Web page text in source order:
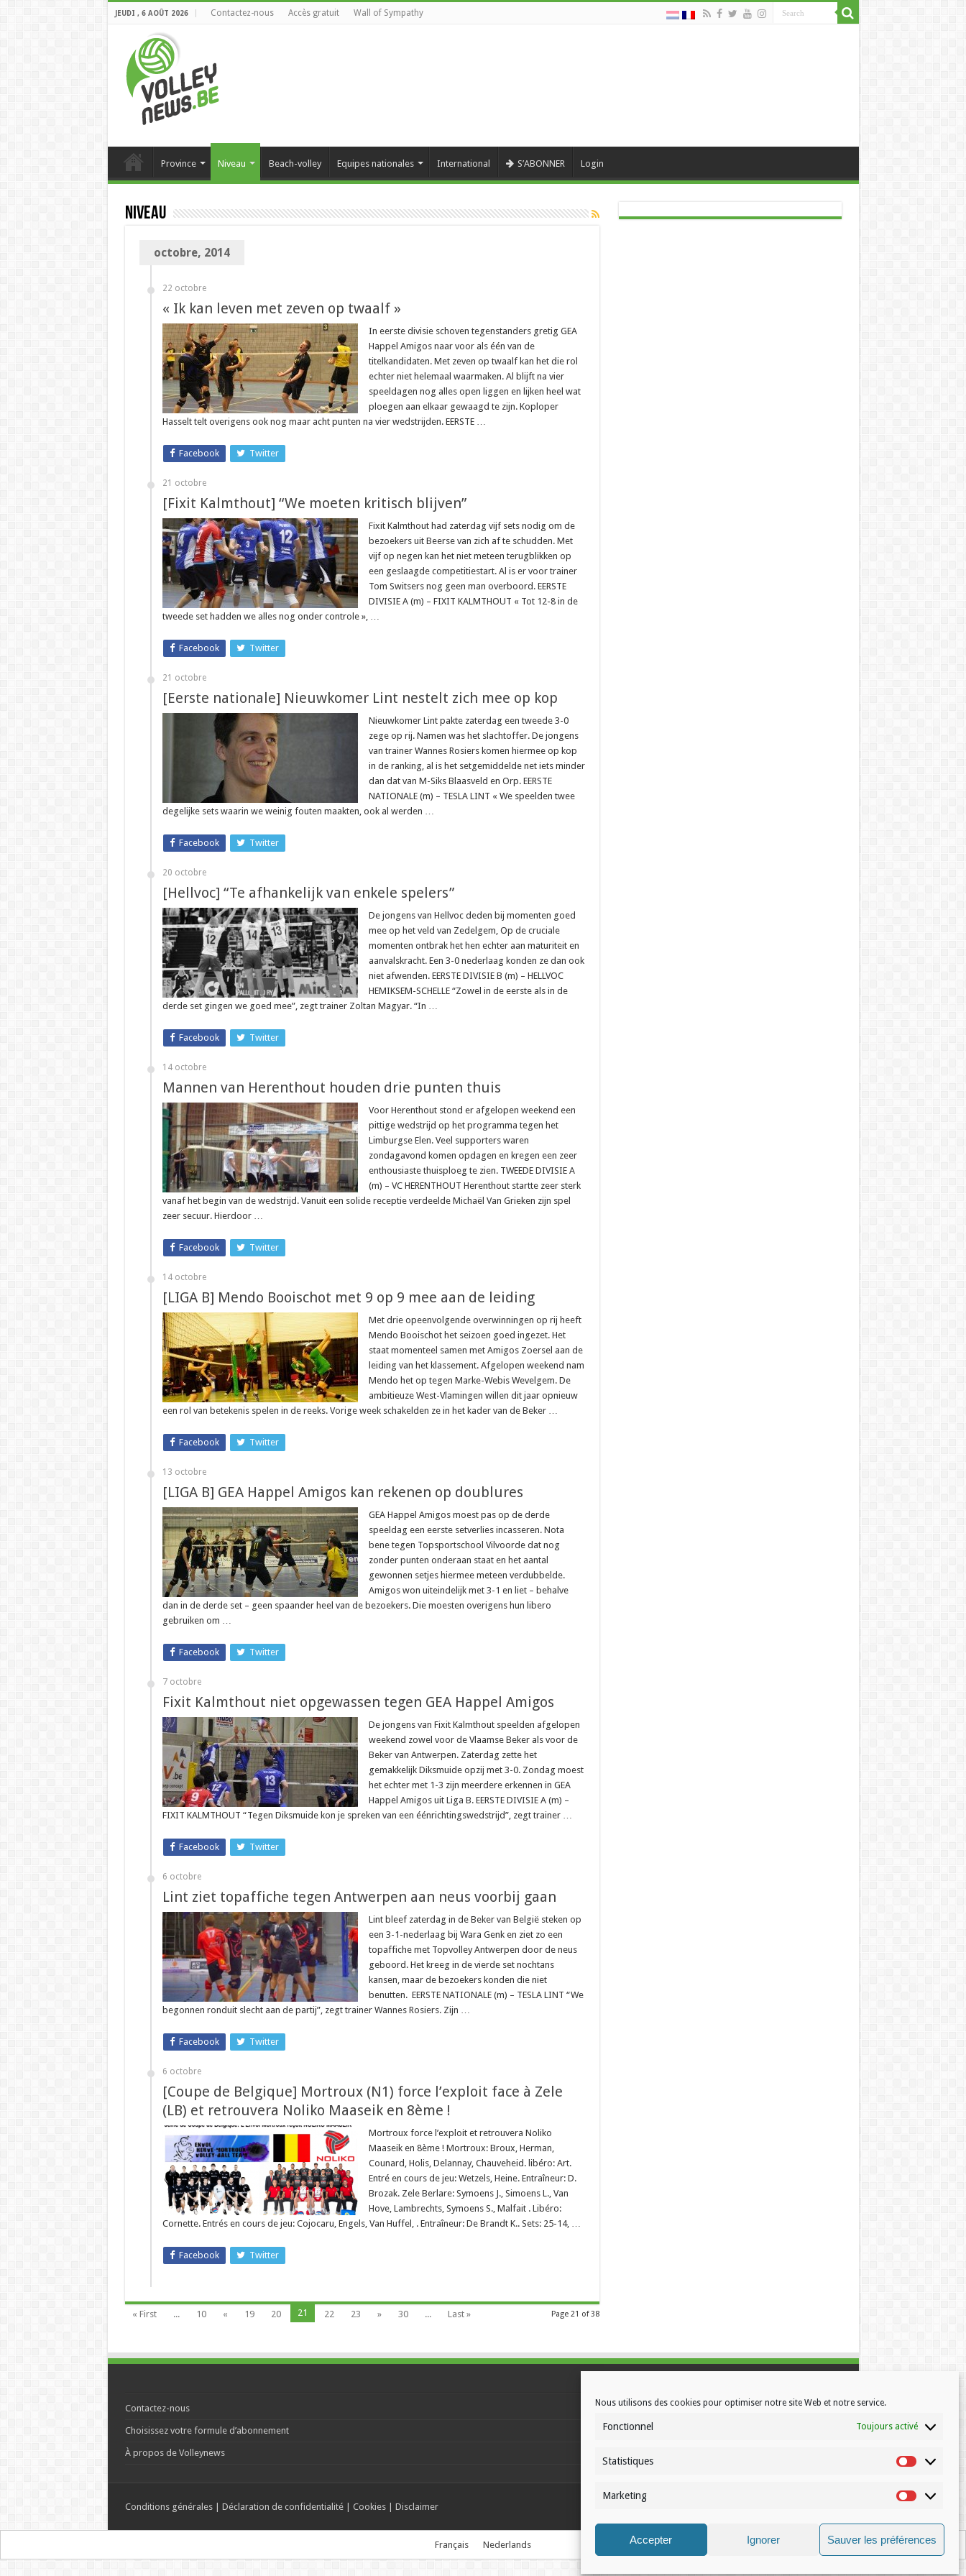
Nous utilisons des cookies pour optimiser notre site Web et notre service.
Fonctionnel Toujours activé
Statistiques Statistiques
Marketing Marketing
Accepter Ignorer Sauver les préférences
JEUDI , 6 AOÛT 2026 Contactez-nous Accès gratuit Wall of Sympathy
Province Niveau Beach-volley Equipes nationales International S’ABONNER Login
Niveau
octobre, 2014
22 octobre
« Ik kan leven met zeven op twaalf »
In eerste divisie schoven tegenstanders gretig GEA
Happel Amigos naar voor als één van de
titelkandidaten. Met zeven op twaalf kan het die rol
echter niet helemaal waarmaken. Al blijft na vier
speeldagen nog alles open liggen en lijken heel wat
ploegen aan elkaar gewaagd te zijn. Koploper
Hasselt telt overigens ook nog maar acht punten na vier wedstrijden. EERSTE …
Facebook Twitter
21 octobre
[Fixit Kalmthout] “We moeten kritisch blijven”
Fixit Kalmthout had zaterdag vijf sets nodig om de
bezoekers uit Beerse van zich af te schudden. Met
vijf op negen kan het niet meteen terugblikken op
een geslaagde competitiestart. Al is er voor trainer
Tom Switsers nog geen man overboord. EERSTE
DIVISIE A (m) – FIXIT KALMTHOUT « Tot 12-8 in de
tweede set hadden we alles nog onder controle », …
Facebook Twitter
21 octobre
[Eerste nationale] Nieuwkomer Lint nestelt zich mee op kop
Nieuwkomer Lint pakte zaterdag een tweede 3-0
zege op rij. Namen was het slachtoffer. De jongens
van trainer Wannes Rosiers komen hiermee op kop
in de ranking, al is het setgemiddelde net iets minder
dan dat van M-Siks Blaasveld en Orp. EERSTE
NATIONALE (m) – TESLA LINT « We speelden twee
degelijke sets waarin we weinig fouten maakten, ook al werden …
Facebook Twitter
20 octobre
[Hellvoc] “Te afhankelijk van enkele spelers”
De jongens van Hellvoc deden bij momenten goed
mee op het veld van Zedelgem, Op de cruciale
momenten ontbrak het hen echter aan maturiteit en
aanvalskracht. Een 3-0 nederlaag konden ze dan ook
niet afwenden. EERSTE DIVISIE B (m) – HELLVOC
HEMIKSEM-SCHELLE “Zowel in de eerste als in de
derde set gingen we goed mee”, zegt trainer Zoltan Magyar. “In …
Facebook Twitter
14 octobre
Mannen van Herenthout houden drie punten thuis
Voor Herenthout stond er afgelopen weekend een
pittige wedstrijd op het programma tegen het
Limburgse Elen. Veel supporters waren
zondagavond komen opdagen en kregen een zeer
enthousiaste thuisploeg te zien. TWEEDE DIVISIE A
(m) – VC HERENTHOUT Herenthout startte zeer sterk
vanaf het begin van de wedstrijd. Vanuit een solide receptie verdeelde Michaël Van Grieken zijn spel
zeer secuur. Hierdoor …
Facebook Twitter
14 octobre
[LIGA B] Mendo Booischot met 9 op 9 mee aan de leiding
Met drie opeenvolgende overwinningen op rij heeft
Mendo Booischot het seizoen goed ingezet. Het
staat momenteel samen met Amigos Zoersel aan de
leiding van het klassement. Afgelopen weekend nam
Mendo het op tegen Marke-Webis Wevelgem. De
ambitieuze West-Vlamingen willen dit jaar opnieuw
een rol van betekenis spelen in de reeks. Vorige week schakelden ze in het kader van de Beker …
Facebook Twitter
13 octobre
[LIGA B] GEA Happel Amigos kan rekenen op doublures
GEA Happel Amigos moest pas op de derde
speeldag een eerste setverlies incasseren. Nota
bene tegen Topsportschool Vilvoorde dat nog
zonder punten onderaan staat en het aantal
gewonnen setjes hiermee meteen verdubbelde.
Amigos won uiteindelijk met 3-1 en liet – behalve
dan in de derde set – geen spaander heel van de bezoekers. Die moesten overigens hun libero
gebruiken om …
Facebook Twitter
7 octobre
Fixit Kalmthout niet opgewassen tegen GEA Happel Amigos
De jongens van Fixit Kalmthout speelden afgelopen
weekend zowel voor de Vlaamse Beker als voor de
Beker van Antwerpen. Zaterdag zette het
gemakkelijk Diksmuide opzij met 3-0. Zondag moest
het echter met 1-3 zijn meerdere erkennen in GEA
Happel Amigos uit Liga B. EERSTE DIVISIE A (m) –
FIXIT KALMTHOUT “Tegen Diksmuide kon je spreken van een éénrichtingswedstrijd”, zegt trainer …
Facebook Twitter
6 octobre
Lint ziet topaffiche tegen Antwerpen aan neus voorbij gaan
Lint bleef zaterdag in de Beker van België steken op
een 3-1-nederlaag bij Wara Genk en ziet zo een
topaffiche met Topvolley Antwerpen door de neus
geboord. Het kreeg in de vierde set nochtans
kansen, maar de bezoekers konden die niet
benutten. EERSTE NATIONALE (m) – TESLA LINT “We
begonnen ronduit slecht aan de partij”, zegt trainer Wannes Rosiers. Zijn …
Facebook Twitter
6 octobre
[Coupe de Belgique] Mortroux (N1) force l’exploit face à Zele
(LB) et retrouvera Noliko Maaseik en 8ème !
Mortroux force l’exploit et retrouvera Noliko
Maaseik en 8ème ! Mortroux: Broux, Herman,
Counard, Holis, Delannay, Chauveheid. libéro: Art.
Entré en cours de jeu: Wetzels, Heine. Entraîneur: D.
Brozak. Zele Berlare: Symoens J., Simoens L., Van
Hove, Lambrechts, Symoens S., Malfait . Libéro:
Cornette. Entrés en cours de jeu: Cojocaru, Engels, Van Huffel, . Entraîneur: De Brandt K.. Sets: 25-14, …
Facebook Twitter
Page 21 of 38
« First ... 10 « 19 20 21 22 23 » 30 ... Last »
Contactez-nous
Choisissez votre formule d’abonnement
À propos de Volleynews
Conditions générales| Déclaration de confidentialité| Cookies| Disclaimer
Français Nederlands